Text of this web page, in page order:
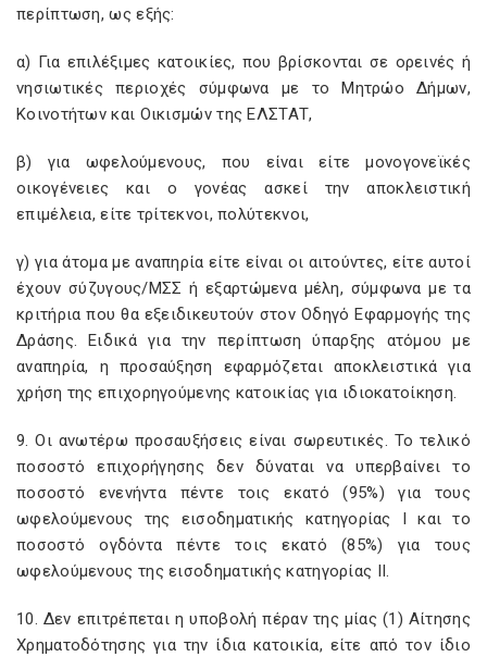
περίπτωση, ως εξής:
α) Για επιλέξιμες κατοικίες, που βρίσκονται σε ορεινές ή
νησιωτικές περιοχές σύμφωνα με το Μητρώο Δήμων,
Κοινοτήτων και Οικισμών της ΕΛΣΤΑΤ,
β) για ωφελούμενους, που είναι είτε μονογονεϊκές
οικογένειες και ο γονέας ασκεί την αποκλειστική
επιμέλεια, είτε τρίτεκνοι, πολύτεκνοι,
γ) για άτομα με αναπηρία είτε είναι οι αιτούντες, είτε αυτοί
έχουν σύζυγους/ΜΣΣ ή εξαρτώμενα μέλη, σύμφωνα με τα
κριτήρια που θα εξειδικευτούν στον Οδηγό Εφαρμογής της
Δράσης. Ειδικά για την περίπτωση ύπαρξης ατόμου με
αναπηρία, η προσαύξηση εφαρμόζεται αποκλειστικά για
χρήση της επιχορηγούμενης κατοικίας για ιδιοκατοίκηση.
9. Οι ανωτέρω προσαυξήσεις είναι σωρευτικές. Το τελικό
ποσοστό επιχορήγησης δεν δύναται να υπερβαίνει το
ποσοστό ενενήντα πέντε τοις εκατό (95%) για τους
ωφελούμενους της εισοδηματικής κατηγορίας Ι και το
ποσοστό ογδόντα πέντε τοις εκατό (85%) για τους
ωφελούμενους της εισοδηματικής κατηγορίας ΙΙ.
10. Δεν επιτρέπεται η υποβολή πέραν της μίας (1) Αίτησης
Χρηματοδότησης για την ίδια κατοικία, είτε από τον ίδιο